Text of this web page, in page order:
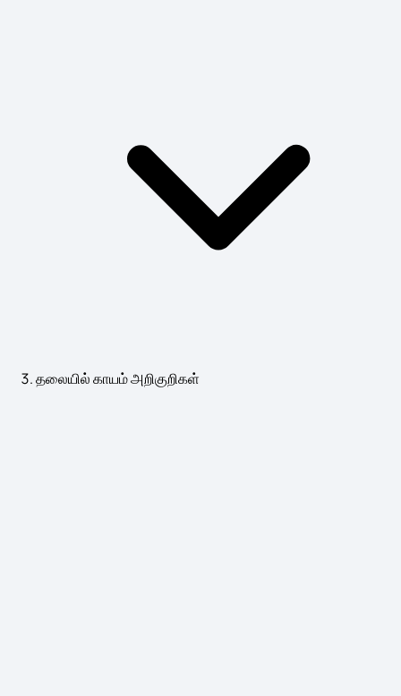
தலையில் காயம் அறிகுறிகள்